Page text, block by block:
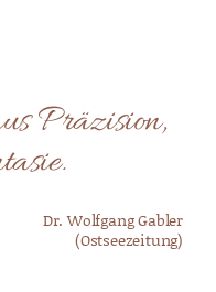
Präzision,
Dr. Wolfgang Gabler
(Ostseezeitung)